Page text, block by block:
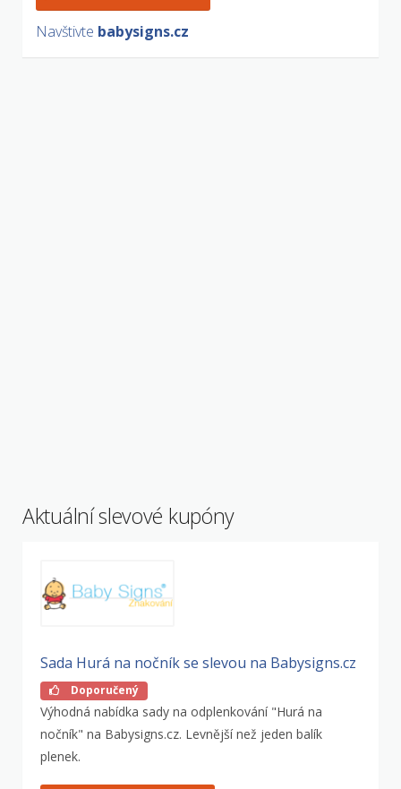
Navštivte babysigns.cz
Aktuální slevové kupóny
Sada Hurá na nočník se slevou na Babysigns.cz
Doporučený
Výhodná nabídka sady na odplenkování "Hurá na
nočník" na Babysigns.cz. Levnější než jeden balík
plenek.